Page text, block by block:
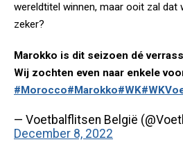
wereldtitel winnen, maar ooit zal dat
zeker?
Marokko is dit seizoen dé
Wij zochten even naar enkele
#Morocco#Marokko#WK
— Voetbalflitsen België
December 8, 2022